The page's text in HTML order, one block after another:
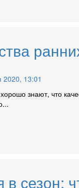
13:01
знают, что
сезон: